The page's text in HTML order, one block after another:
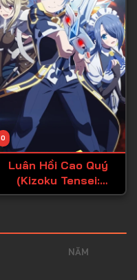
0
Luân Hồi Cao Quý
(Kizoku Tensei:
Megumareta Umare
NĂM